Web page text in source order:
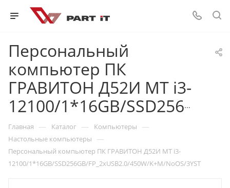
Персональный
компьютер ПК
ГРАВИТОН Д52И MT i3-
12100/1*16GB/SSD256GB/FP_2xUSB2.0/450W/K+M/NoOS/3YST
Главная — Каталог — Компьютеры —
Настольные компьютеры —
Персональный компьютер ПК ГРАВИТОН Д52И MT i3-
12100/1*16GB/SSD256GB/FP_2xUSB2.0/450W/K+M/NoOS/3YST